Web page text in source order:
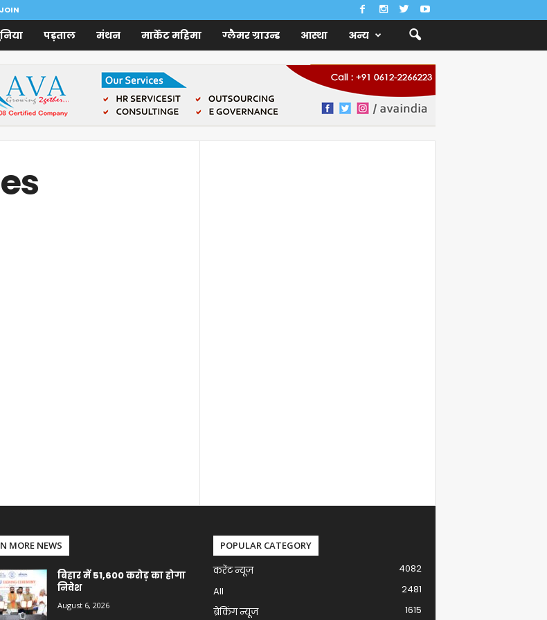
पड़ताल मंथन मार्केट महिमा ग्लैमर ग्राउन्ड आस्था अन्य
MORE NEWS
बिहार में 51,600 करोड़ का होगा
निवेश
August 6, 2026
POPULAR CATEGORY
करेंट न्यूज़
4082
All
2481
ब्रेकिंग न्यूज
1615